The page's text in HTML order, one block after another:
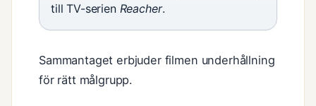
till TV-serien Reacher.
Sammantaget erbjuder filmen underhållning
för rätt målgrupp.